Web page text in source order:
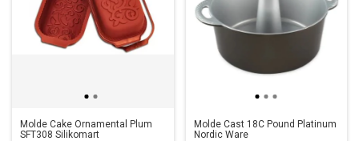
Molde Cake Ornamental Plum
SFT308 Silikomart
Molde Cast 18C Pound Platinum
Nordic Ware